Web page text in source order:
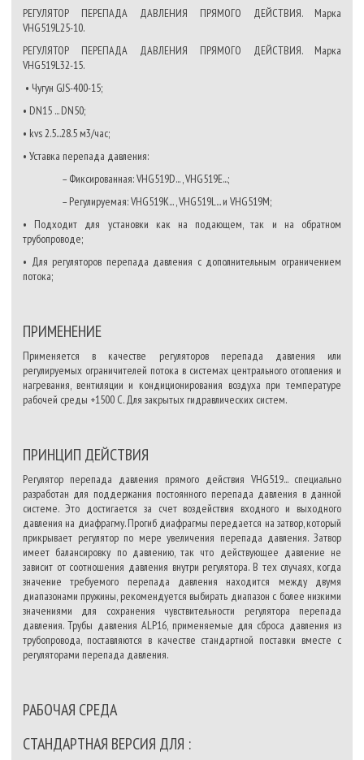
РЕГУЛЯТОР ПЕРЕПАДА ДАВЛЕНИЯ ПРЯМОГО ДЕЙСТВИЯ. Марка
VHG519L25-10.
РЕГУЛЯТОР ПЕРЕПАДА ДАВЛЕНИЯ ПРЯМОГО ДЕЙСТВИЯ. Марка
VHG519L32-15.
• Чугун GJS-400-15;
• DN15 ... DN50;
• kvs 2.5...28.5 м3/час;
• Уставка перепада давления:
– Фиксированная: VHG519D... , VHG519E...;
– Регулируемая: VHG519K... , VHG519L... и VHG519M;
• Подходит для установки как на подающем, так и на обратном
трубопроводе;
• Для регуляторов перепада давления с дополнительным ограничением
потока;
ПРИМЕНЕНИЕ
Применяется в качестве регуляторов перепада давления или
регулируемых ограничителей потока в системах центрального отопления и
нагревания, вентиляции и кондиционирования воздуха при температуре
рабочей среды +1500 С. Для закрытых гидравлических систем.
ПРИНЦИП ДЕЙСТВИЯ
Регулятор перепада давления прямого действия VHG519... специально
разработан для поддержания постоянного перепада давления в данной
системе. Это достигается за счет воздействия входного и выходного
давления на диафрагму. Прогиб диафрагмы передается на затвор, который
прикрывает регулятор по мере увеличения перепада давления. Затвор
имеет балансировку по давлению, так что действующее давление не
зависит от соотношения давления внутри регулятора. В тех случаях, когда
значение требуемого перепада давления находится между двумя
диапазонами пружины, рекомендуется выбирать диапазон с более низкими
значениями для сохранения чувствительности регулятора перепада
давления. Трубы давления ALP16, применяемые для сброса давления из
трубопровода, поставляются в качестве стандартной поставки вместе с
регуляторами перепада давления.
РАБОЧАЯ СРЕДА
СТАНДАРТНАЯ ВЕРСИЯ ДЛЯ :